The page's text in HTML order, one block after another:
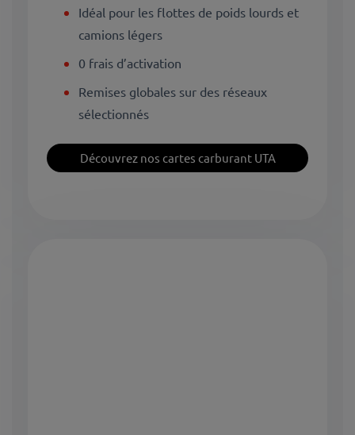
Idéal pour les flottes de poids lourds et
camions légers
0 frais d’activation
Remises globales sur des réseaux
sélectionnés
Découvrez nos cartes carburant UTA